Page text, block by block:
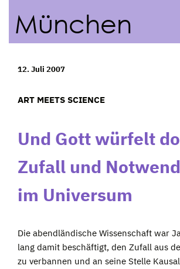
München
12. Juli 2007
ART MEETS SCIENCE
Und Gott würfelt
Zufall und
im Universum
Die abendländische Wissenschaft war
lang damit beschäftigt, den Zufall aus
zu verbannen und an seine Stelle